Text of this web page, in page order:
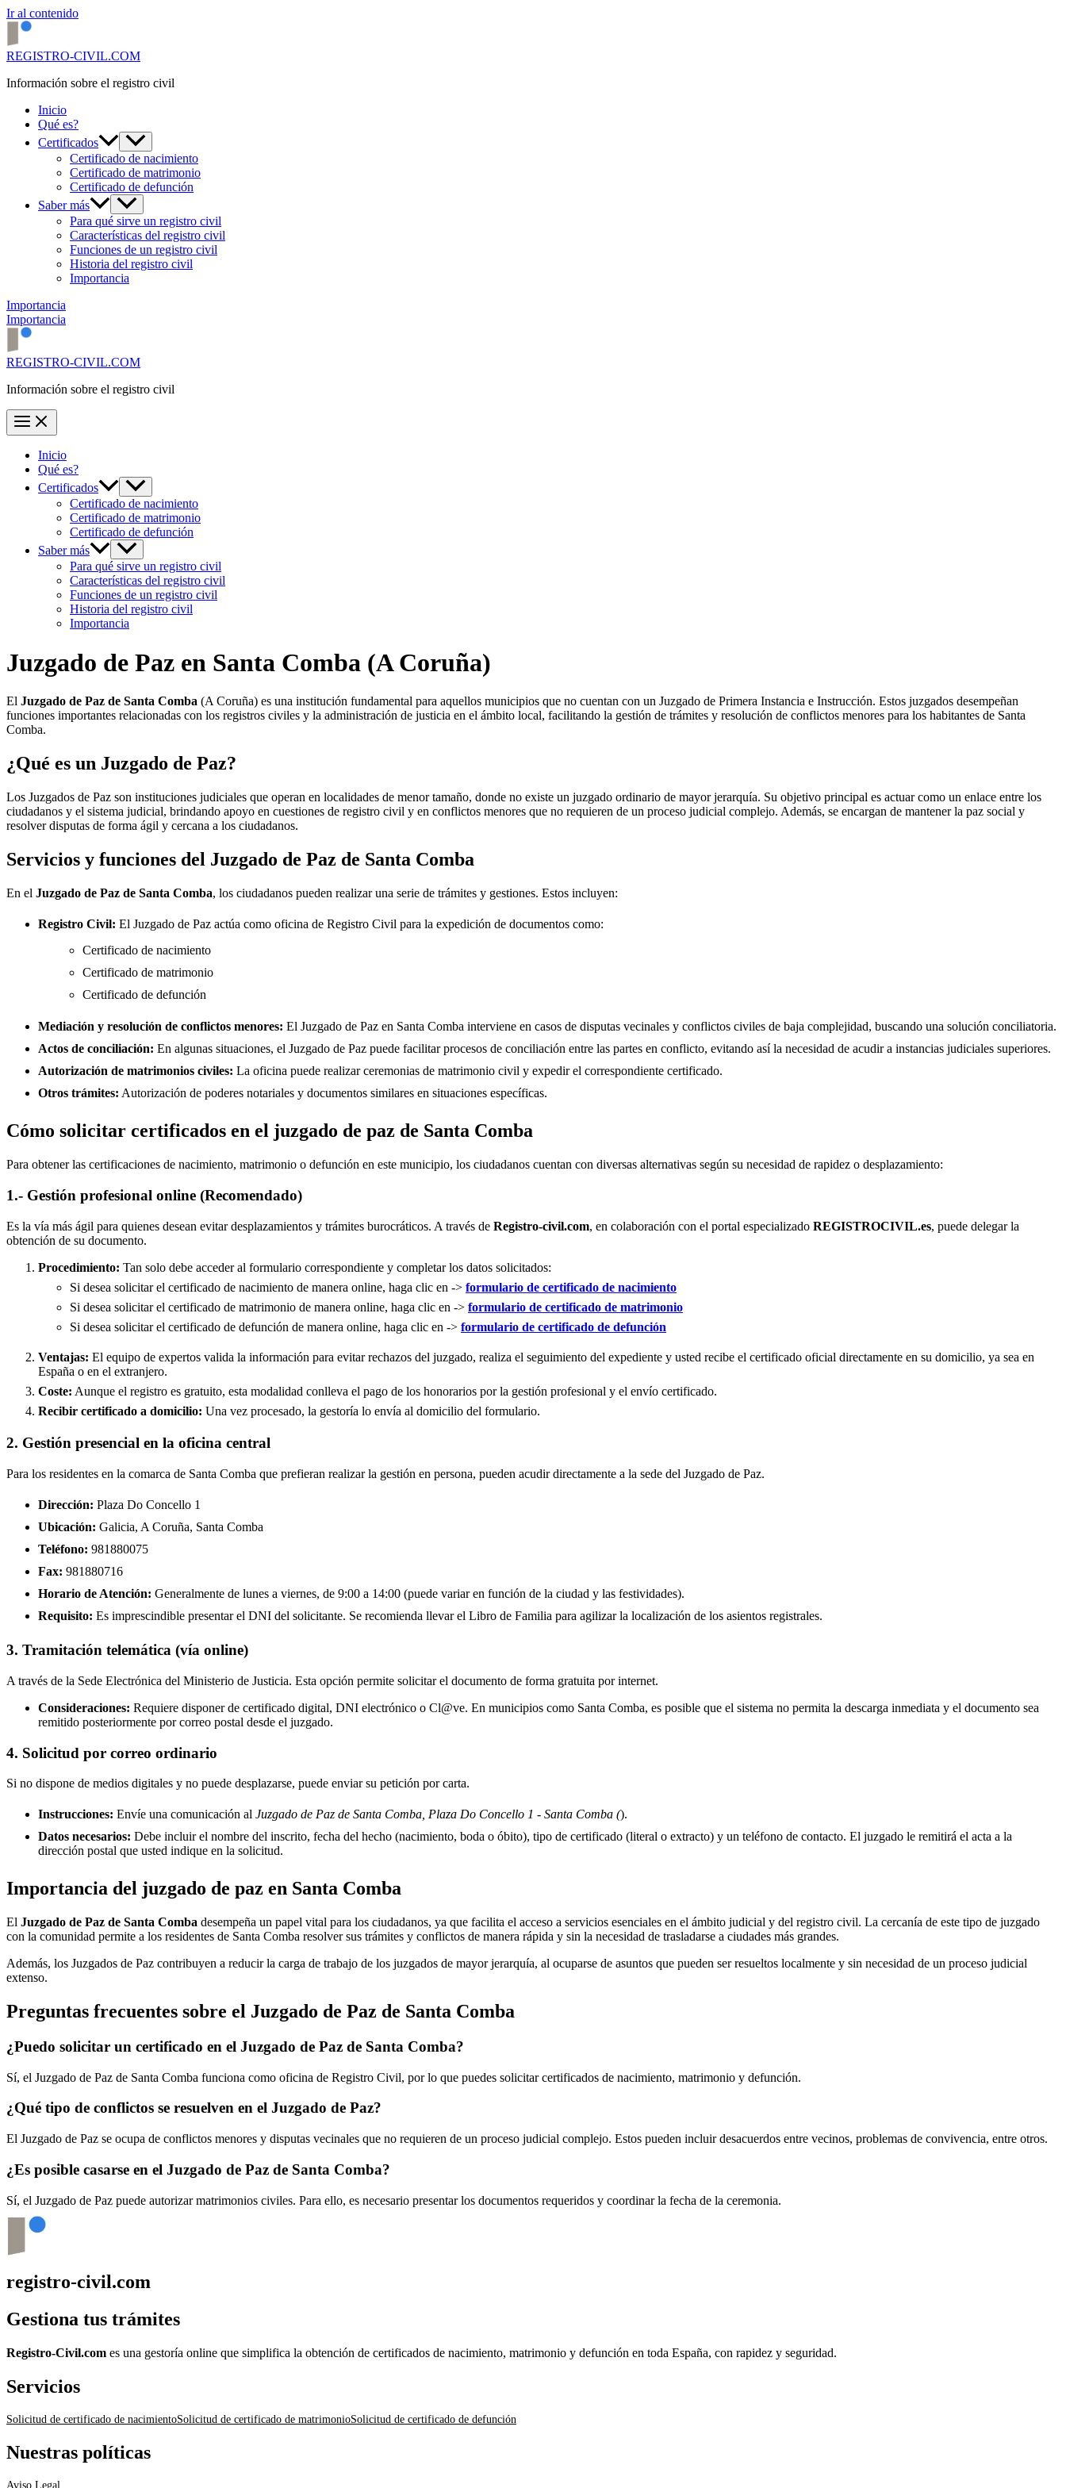
Ir al contenido
REGISTRO-CIVIL.COM
Información sobre el registro civil
Inicio
Qué es?
Certificados
Certificado de nacimiento
Certificado de matrimonio
Certificado de defunción
Saber más
Para qué sirve un registro civil
Características del registro civil
Funciones de un registro civil
Historia del registro civil
Importancia
Importancia
Importancia
REGISTRO-CIVIL.COM
Información sobre el registro civil
Inicio
Qué es?
Certificados
Certificado de nacimiento
Certificado de matrimonio
Certificado de defunción
Saber más
Para qué sirve un registro civil
Características del registro civil
Funciones de un registro civil
Historia del registro civil
Importancia
Juzgado de Paz en Santa Comba (A Coruña)
El Juzgado de Paz de Santa Comba (A Coruña) es una institución fundamental para aquellos municipios que no cuentan con un Juzgado de Primera Instancia e Instrucción. Estos juzgados desempeñan
funciones importantes relacionadas con los registros civiles y la administración de justicia en el ámbito local, facilitando la gestión de trámites y resolución de conflictos menores para los habitantes de Santa
Comba.
¿Qué es un Juzgado de Paz?
Los Juzgados de Paz son instituciones judiciales que operan en localidades de menor tamaño, donde no existe un juzgado ordinario de mayor jerarquía. Su objetivo principal es actuar como un enlace entre los
ciudadanos y el sistema judicial, brindando apoyo en cuestiones de registro civil y en conflictos menores que no requieren de un proceso judicial complejo. Además, se encargan de mantener la paz social y
resolver disputas de forma ágil y cercana a los ciudadanos.
Servicios y funciones del Juzgado de Paz de Santa Comba
En el Juzgado de Paz de Santa Comba, los ciudadanos pueden realizar una serie de trámites y gestiones. Estos incluyen:
Registro Civil: El Juzgado de Paz actúa como oficina de Registro Civil para la expedición de documentos como:
Certificado de nacimiento
Certificado de matrimonio
Certificado de defunción
Mediación y resolución de conflictos menores: El Juzgado de Paz en Santa Comba interviene en casos de disputas vecinales y conflictos civiles de baja complejidad, buscando una solución conciliatoria.
Actos de conciliación: En algunas situaciones, el Juzgado de Paz puede facilitar procesos de conciliación entre las partes en conflicto, evitando así la necesidad de acudir a instancias judiciales superiores.
Autorización de matrimonios civiles: La oficina puede realizar ceremonias de matrimonio civil y expedir el correspondiente certificado.
Otros trámites: Autorización de poderes notariales y documentos similares en situaciones específicas.
Cómo solicitar certificados en el juzgado de paz de Santa Comba
Para obtener las certificaciones de nacimiento, matrimonio o defunción en este municipio, los ciudadanos cuentan con diversas alternativas según su necesidad de rapidez o desplazamiento:
1.- Gestión profesional online (Recomendado)
Es la vía más ágil para quienes desean evitar desplazamientos y trámites burocráticos. A través de Registro-civil.com, en colaboración con el portal especializado REGISTROCIVIL.es, puede delegar la
obtención de su documento.
Procedimiento: Tan solo debe acceder al formulario correspondiente y completar los datos solicitados:
Si desea solicitar el certificado de nacimiento de manera online, haga clic en -> formulario de certificado de nacimiento
Si desea solicitar el certificado de matrimonio de manera online, haga clic en -> formulario de certificado de matrimonio
Si desea solicitar el certificado de defunción de manera online, haga clic en -> formulario de certificado de defunción
Ventajas: El equipo de expertos valida la información para evitar rechazos del juzgado, realiza el seguimiento del expediente y usted recibe el certificado oficial directamente en su domicilio, ya sea en
España o en el extranjero.
Coste: Aunque el registro es gratuito, esta modalidad conlleva el pago de los honorarios por la gestión profesional y el envío certificado.
Recibir certificado a domicilio: Una vez procesado, la gestoría lo envía al domicilio del formulario.
2. Gestión presencial en la oficina central
Para los residentes en la comarca de Santa Comba que prefieran realizar la gestión en persona, pueden acudir directamente a la sede del Juzgado de Paz.
Dirección: Plaza Do Concello 1
Ubicación: Galicia, A Coruña, Santa Comba
Teléfono: 981880075
Fax: 981880716
Horario de Atención: Generalmente de lunes a viernes, de 9:00 a 14:00 (puede variar en función de la ciudad y las festividades).
Requisito: Es imprescindible presentar el DNI del solicitante. Se recomienda llevar el Libro de Familia para agilizar la localización de los asientos registrales.
3. Tramitación telemática (vía online)
A través de la Sede Electrónica del Ministerio de Justicia. Esta opción permite solicitar el documento de forma gratuita por internet.
Consideraciones: Requiere disponer de certificado digital, DNI electrónico o Cl@ve. En municipios como Santa Comba, es posible que el sistema no permita la descarga inmediata y el documento sea
remitido posteriormente por correo postal desde el juzgado.
4. Solicitud por correo ordinario
Si no dispone de medios digitales y no puede desplazarse, puede enviar su petición por carta.
Instrucciones: Envíe una comunicación al Juzgado de Paz de Santa Comba, Plaza Do Concello 1 - Santa Comba ().
Datos necesarios: Debe incluir el nombre del inscrito, fecha del hecho (nacimiento, boda o óbito), tipo de certificado (literal o extracto) y un teléfono de contacto. El juzgado le remitirá el acta a la
dirección postal que usted indique en la solicitud.
Importancia del juzgado de paz en Santa Comba
El Juzgado de Paz de Santa Comba desempeña un papel vital para los ciudadanos, ya que facilita el acceso a servicios esenciales en el ámbito judicial y del registro civil. La cercanía de este tipo de juzgado
con la comunidad permite a los residentes de Santa Comba resolver sus trámites y conflictos de manera rápida y sin la necesidad de trasladarse a ciudades más grandes.
Además, los Juzgados de Paz contribuyen a reducir la carga de trabajo de los juzgados de mayor jerarquía, al ocuparse de asuntos que pueden ser resueltos localmente y sin necesidad de un proceso judicial
extenso.
Preguntas frecuentes sobre el Juzgado de Paz de Santa Comba
¿Puedo solicitar un certificado en el Juzgado de Paz de Santa Comba?
Sí, el Juzgado de Paz de Santa Comba funciona como oficina de Registro Civil, por lo que puedes solicitar certificados de nacimiento, matrimonio y defunción.
¿Qué tipo de conflictos se resuelven en el Juzgado de Paz?
El Juzgado de Paz se ocupa de conflictos menores y disputas vecinales que no requieren de un proceso judicial complejo. Estos pueden incluir desacuerdos entre vecinos, problemas de convivencia, entre otros.
¿Es posible casarse en el Juzgado de Paz de Santa Comba?
Sí, el Juzgado de Paz puede autorizar matrimonios civiles. Para ello, es necesario presentar los documentos requeridos y coordinar la fecha de la ceremonia.
registro-civil.com
Gestiona tus trámites
Registro-Civil.com es una gestoría online que simplifica la obtención de certificados de nacimiento, matrimonio y defunción en toda España, con rapidez y seguridad.
Servicios
Solicitud de certificado de nacimientoSolicitud de certificado de matrimonioSolicitud de certificado de defunción
Nuestras políticas
Aviso Legal